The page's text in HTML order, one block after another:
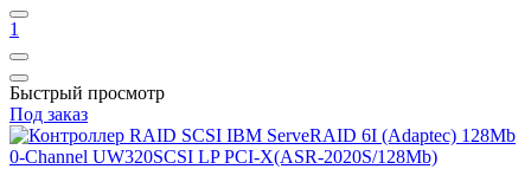
1
Быстрый просмотр
Под заказ